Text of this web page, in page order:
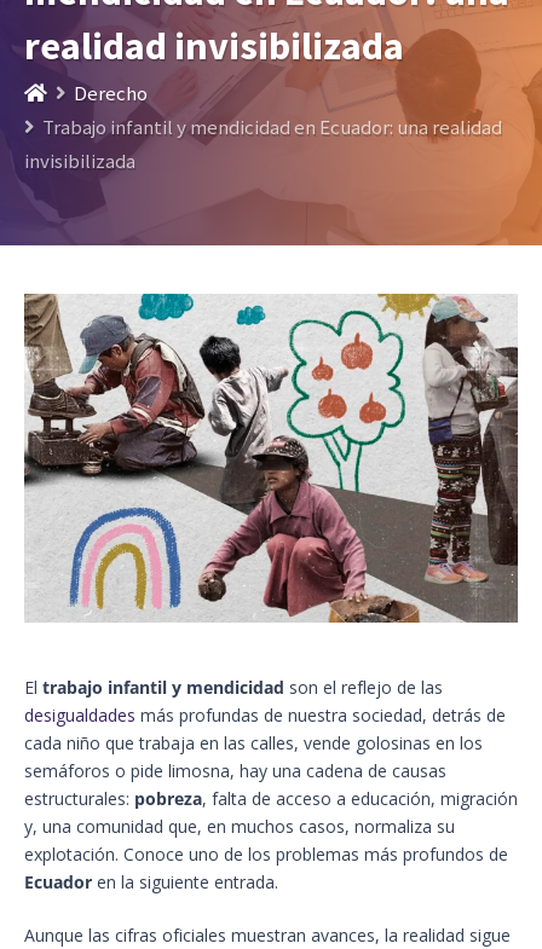
realidad invisibilizada
Derecho
Trabajo infantil y mendicidad en Ecuador: una realidad
invisibilizada
El trabajo infantil y mendicidad son el reflejo de las
desigualdades más profundas de nuestra sociedad, detrás de
cada niño que trabaja en las calles, vende golosinas en los
semáforos o pide limosna, hay una cadena de causas
estructurales: pobreza, falta de acceso a educación, migración
y, una comunidad que, en muchos casos, normaliza su
explotación. Conoce uno de los problemas más profundos de
Ecuador en la siguiente entrada.
Aunque las cifras oficiales muestran avances, la realidad sigue